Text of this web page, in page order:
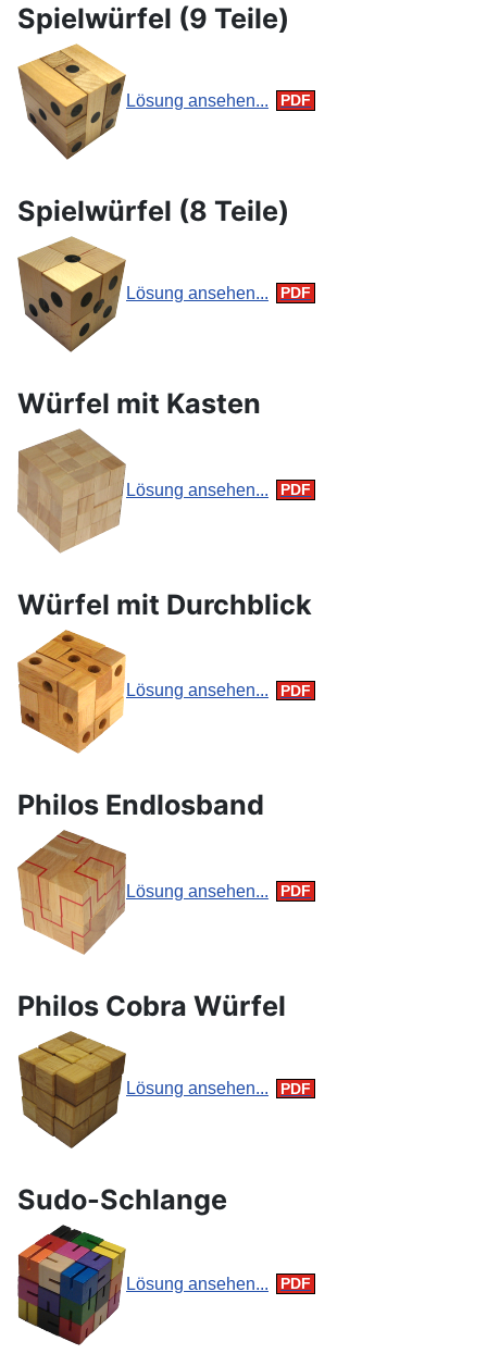
Spielwürfel (9 Teile)
Lösung ansehen...
Spielwürfel (8 Teile)
Lösung ansehen...
Würfel mit Kasten
Lösung ansehen...
Würfel mit Durchblick
Lösung ansehen...
Philos Endlosband
Lösung ansehen...
Philos Cobra Würfel
Lösung ansehen...
Sudo-Schlange
Lösung ansehen...